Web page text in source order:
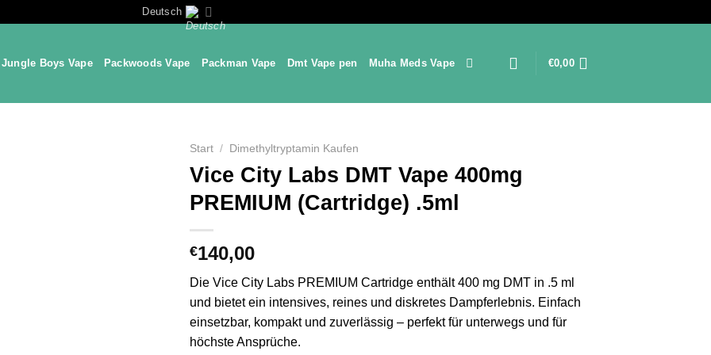
Deutsch
Jungle Boys Vape Packwoods Vape Packman Vape Dmt Vape pen Muha Meds Vape €0,00
Start / Dimethyltryptamin Kaufen
Vice City Labs DMT Vape 400mg
PREMIUM (Cartridge) .5ml
€140,00
Die Vice City Labs PREMIUM Cartridge enthält 400 mg DMT in .5 ml
und bietet ein intensives, reines und diskretes Dampferlebnis. Einfach
einsetzbar, kompakt und zuverlässig – perfekt für unterwegs und für
höchste Ansprüche.